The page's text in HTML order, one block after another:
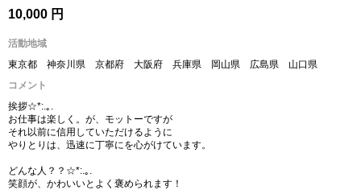
10,000 円
活動地域
東京都 神奈川県 京都府 大阪府 兵庫県 岡山県 広島県 山口県
コメント
挨拶☆*:.｡.
お仕事は楽しく。が、モットーですが
それ以前に信用していただけるように
やりとりは、迅速に丁寧にを心がけています。
どんな人？？☆*:.｡.
笑顔が、かわいいとよく褒められます！